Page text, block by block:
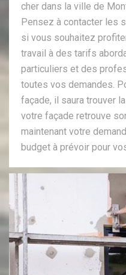
cher dans la ville de
Pensez à contacter les
si vous souhaitez
travail à des tarifs
particuliers et des
toutes vos demandes.
façade, il saura trouver
votre façade retrouve
maintenant votre
budget à prévoir pour